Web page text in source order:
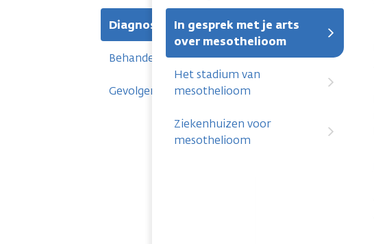
Diagnose
In gesprek met je arts
over mesothelioom
Het stadium van
mesothelioom
Ziekenhuizen voor
mesothelioom
Behandelingen
Gevolgen